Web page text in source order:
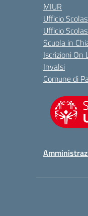
MIUR
Ufficio
Ufficio
Scuola in
Iscrizioni On
Invalsi
Comune di